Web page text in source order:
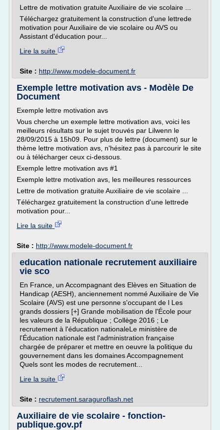
Lettre de motivation gratuite Auxiliaire de vie scolaire ...
Téléchargez gratuitement la construction d'une lettrede
motivation pour Auxiliaire de vie scolaire ou AVS ou
Assistant d'éducation pour...
Lire la suite
Site : http://www.modele-document.fr
Exemple lettre motivation avs - Modèle De
Document
Exemple lettre motivation avs
Vous cherche un exemple lettre motivation avs, voici les
meilleurs résultats sur le sujet trouvés par Lilwenn le
28/09/2015 à 15h09. Pour plus de lettre (document) sur le
thème lettre motivation avs, n'hésitez pas à parcourir le site
ou à télécharger ceux ci-dessous.
Exemple lettre motivation avs #1
Exemple lettre motivation avs, les meilleures ressources
Lettre de motivation gratuite Auxiliaire de vie scolaire ...
Téléchargez gratuitement la construction d'une lettrede
motivation pour...
Lire la suite
Site : http://www.modele-document.fr
education nationale recrutement auxiliaire
vie sco
En France, un Accompagnant des Elèves en Situation de
Handicap (AESH), anciennement nommé Auxiliaire de Vie
Scolaire (AVS) est une personne s'occupant de l Les
grands dossiers [+] Grande mobilisation de l'École pour
les valeurs de la République ; Collège 2016 ; Le
recrutement à l'éducation nationaleLe ministère de
l'Éducation nationale est l'administration française
chargée de préparer et mettre en oeuvre la politique du
gouvernement dans les domaines Accompagnement
Quels sont les modes de recrutement...
Lire la suite
Site : recrutement.saraguroflash.net
Auxiliaire de vie scolaire - fonction-
publique.gov.pf